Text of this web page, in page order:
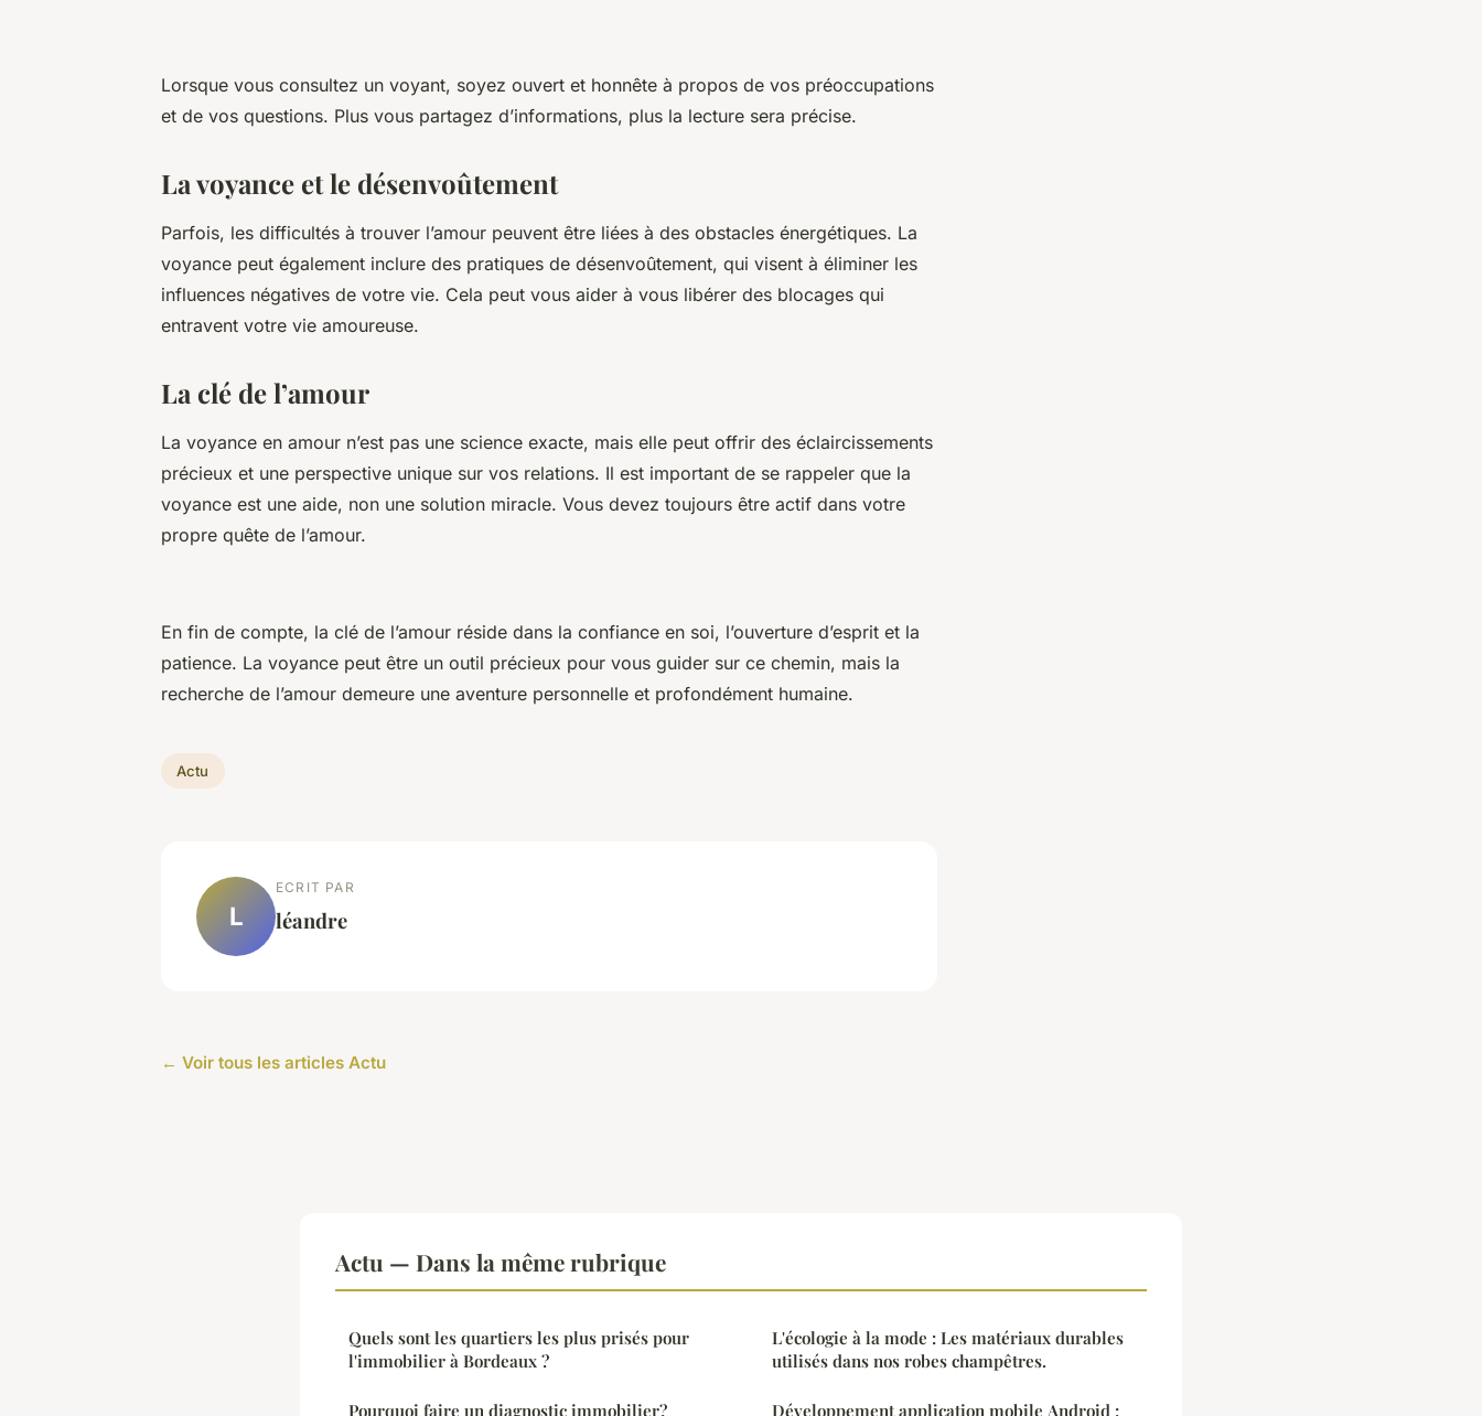
Lorsque vous consultez un voyant, soyez ouvert et honnête à propos de vos préoccupations
et de vos questions. Plus vous partagez d’informations, plus la lecture sera précise.
La voyance et le désenvoûtement
Parfois, les difficultés à trouver l’amour peuvent être liées à des obstacles énergétiques. La
voyance peut également inclure des pratiques de désenvoûtement, qui visent à éliminer les
influences négatives de votre vie. Cela peut vous aider à vous libérer des blocages qui
entravent votre vie amoureuse.
La clé de l’amour
La voyance en amour n’est pas une science exacte, mais elle peut offrir des éclaircissements
précieux et une perspective unique sur vos relations. Il est important de se rappeler que la
voyance est une aide, non une solution miracle. Vous devez toujours être actif dans votre
propre quête de l’amour.
En fin de compte, la clé de l’amour réside dans la confiance en soi, l’ouverture d’esprit et la
patience. La voyance peut être un outil précieux pour vous guider sur ce chemin, mais la
recherche de l’amour demeure une aventure personnelle et profondément humaine.
Actu
L
ECRIT PAR
léandre
← Voir tous les articles Actu
Actu — Dans la même rubrique
Quels sont les quartiers les plus prisés pour
l'immobilier à Bordeaux ?
Pourquoi faire un diagnostic immobilier?
L'écologie à la mode : Les matériaux durables
utilisés dans nos robes champêtres.
Développement application mobile Android :